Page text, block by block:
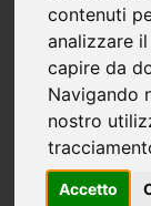
contenuti
analizzare
capire da
Navigando
nostro
Accetto